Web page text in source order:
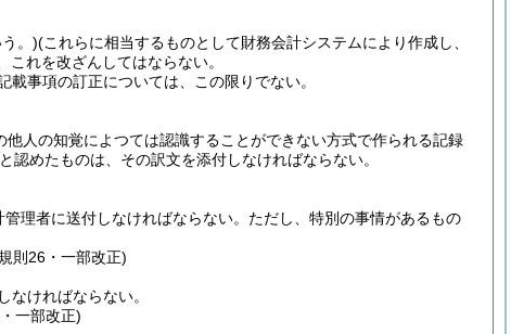
。)(これらに相当するものとして財務会計システムにより作成し、
れを改ざんしてはならない。
載事項の訂正については、この限りでない。
人の知覚によつては認識することができない方式で作られる記録
めたものは、その訳文を添付しなければならない。
理者に送付しなければならない。 ただし、特別の事情があるもの
則26・一部改正)
ければならない。
一部改正)